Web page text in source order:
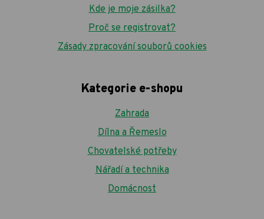
Kde je moje zásilka?
Proč se registrovat?
Zásady zpracování souborů cookies
Kategorie e-shopu
Zahrada
Dílna a Řemeslo
Chovatelské potřeby
Nářadí a technika
Domácnost